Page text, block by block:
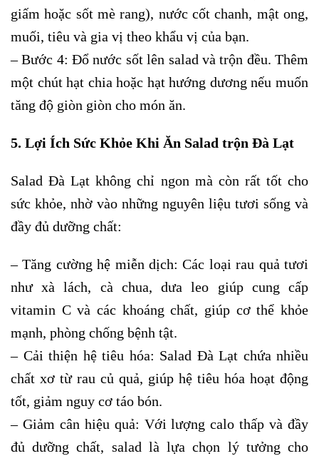
giấm hoặc sốt mè rang), nước cốt chanh, mật ong,
muối, tiêu và gia vị theo khẩu vị của bạn.
– Bước 4: Đổ nước sốt lên salad và trộn đều. Thêm
một chút hạt chia hoặc hạt hướng dương nếu muốn
tăng độ giòn giòn cho món ăn.
5. Lợi Ích Sức Khỏe Khi Ăn Salad trộn Đà Lạt
Salad Đà Lạt không chỉ ngon mà còn rất tốt cho
sức khỏe, nhờ vào những nguyên liệu tươi sống và
đầy đủ dưỡng chất:
– Tăng cường hệ miễn dịch: Các loại rau quả tươi
như xà lách, cà chua, dưa leo giúp cung cấp
vitamin C và các khoáng chất, giúp cơ thể khỏe
mạnh, phòng chống bệnh tật.
– Cải thiện hệ tiêu hóa: Salad Đà Lạt chứa nhiều
chất xơ từ rau củ quả, giúp hệ tiêu hóa hoạt động
tốt, giảm nguy cơ táo bón.
– Giảm cân hiệu quả: Với lượng calo thấp và đầy
đủ dưỡng chất, salad là lựa chọn lý tưởng cho